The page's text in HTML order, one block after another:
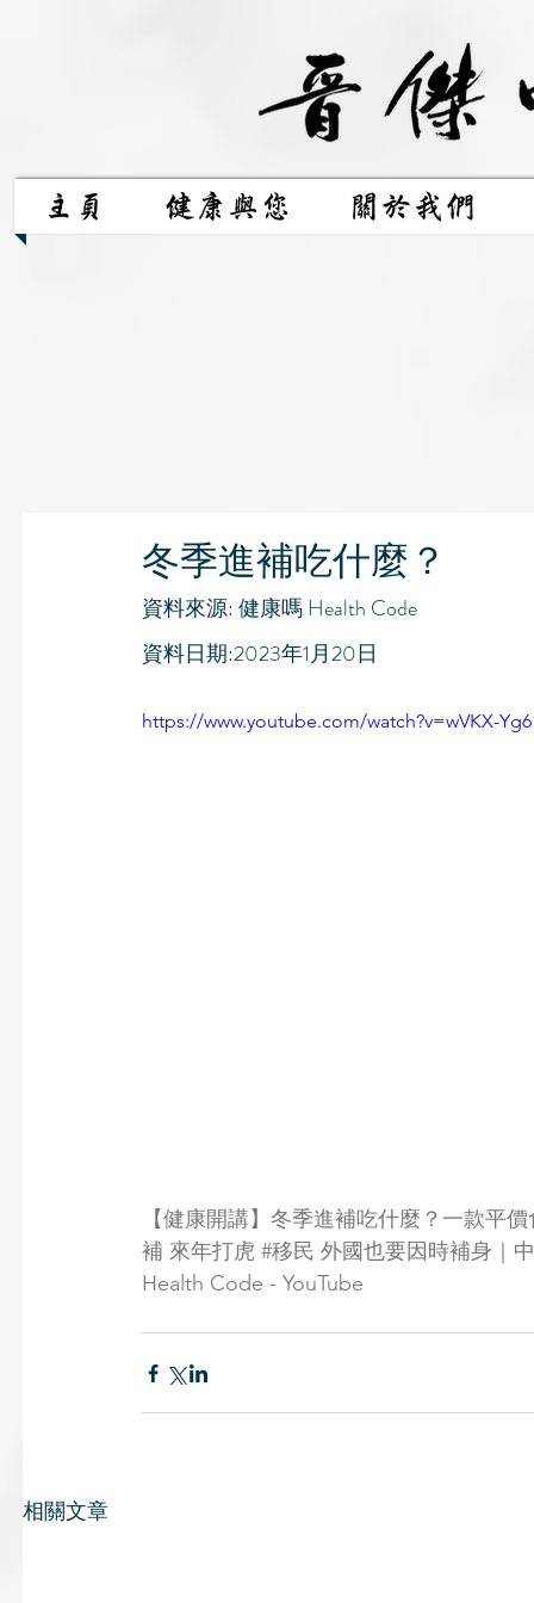
主頁 健康與您 關於我們
冬季進補吃什麼？
資料來源: 健康嗎 Health Code
資料日期:2023年1月20日
https://www.youtube.com/watch?v=wVKX-
【健康開講】冬季進補吃什麼？一款平
補 來年打虎 #移民 外國也要因時補身｜
Health Code - YouTube
相關文章